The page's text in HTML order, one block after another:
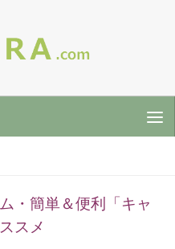
・簡単＆便利「キャ
スメ